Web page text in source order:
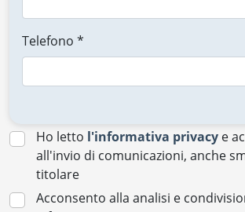
Telefono *
Ho letto l'informativa privacy e
all'invio di comunicazioni, anche
titolare
Acconsento alla analisi e